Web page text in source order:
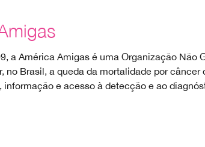
a América Amigas é uma Organização Não
no Brasil, a queda da mortalidade por
e acesso à detecção e ao